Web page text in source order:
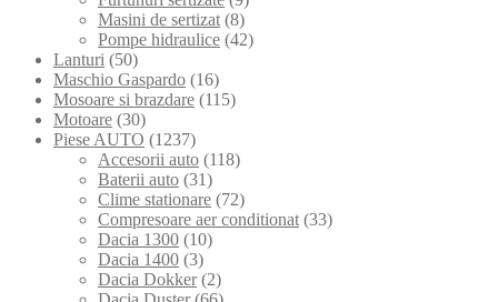
Masini de sertizat (8)
Pompe hidraulice (42)
Lanturi (50)
Maschio Gaspardo (16)
Mosoare si brazdare (115)
Motoare (30)
Piese AUTO (1237)
Accesorii auto (118)
Baterii auto (31)
Clime stationare (72)
Compresoare aer conditionat (33)
Dacia 1300 (10)
Dacia 1400 (3)
Dacia Dokker (2)